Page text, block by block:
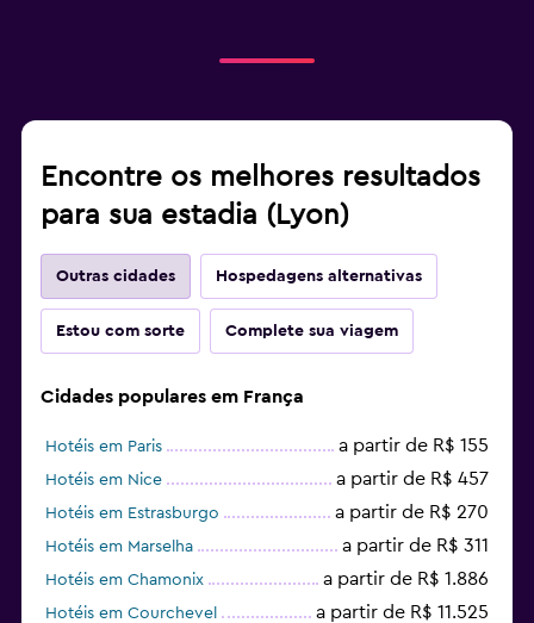
Encontre os melhores resultados
para sua estadia (Lyon)
Outras cidades Hospedagens alternativas
Estou com sorte Complete sua viagem
Cidades populares em França
Hotéis em Paris a partir de R$ 155
Hotéis em Nice a partir de R$ 457
Hotéis em Estrasburgo a partir de R$ 270
Hotéis em Marselha a partir de R$ 311
Hotéis em Chamonix a partir de R$ 1.886
Hotéis em Courchevel a partir de R$ 11.525